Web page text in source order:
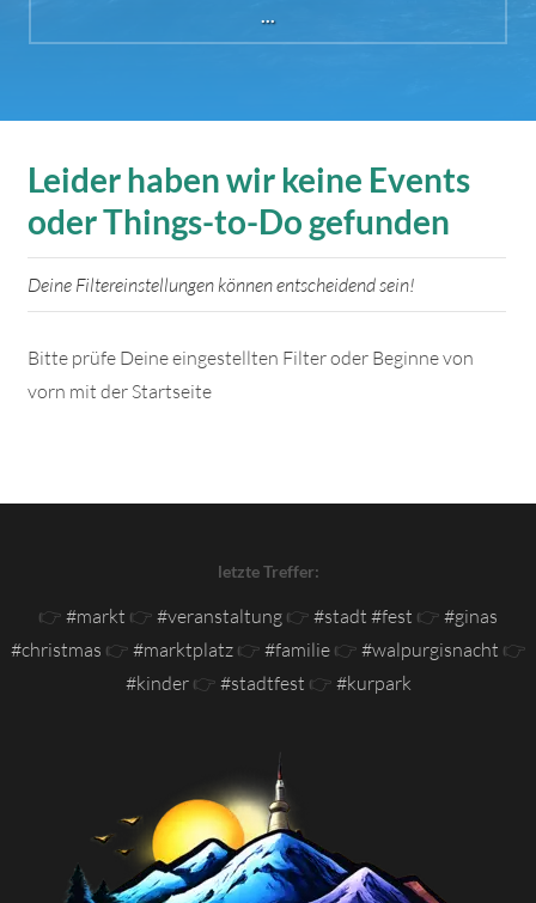
Leider haben wir keine Events
oder Things-to-Do gefunden
Deine Filtereinstellungen können entscheidend sein!
Bitte prüfe Deine eingestellten Filter oder Beginne von
vorn mit der Startseite
letzte Treffer:
👉 #markt 👉 #veranstaltung 👉 #stadt #fest 👉 #ginas
#christmas 👉 #marktplatz👉 #familie👉 #walpurgisnacht 👉
#kinder👉 #stadtfest 👉 #kurpark